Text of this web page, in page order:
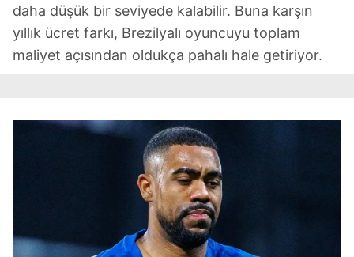
daha düşük bir seviyede kalabilir. Buna karşın
yıllık ücret farkı, Brezilyalı oyuncuyu toplam
maliyet açısından oldukça pahalı hale getiriyor.